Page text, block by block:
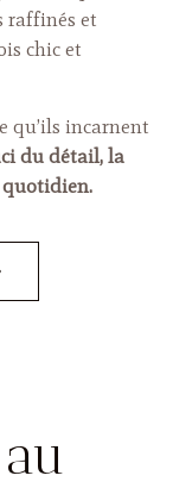
raffinés et
chic et
qu’ils incarnent
du détail, la
quotidien.